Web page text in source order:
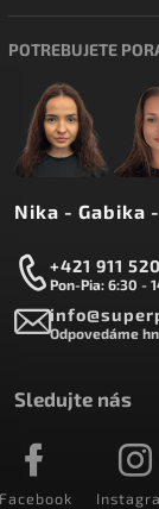
POTREBUJETE
Nika - Gabika
+421 911
Pon-Pia: 6:30 -
Odpovedáme
Sledujte nás